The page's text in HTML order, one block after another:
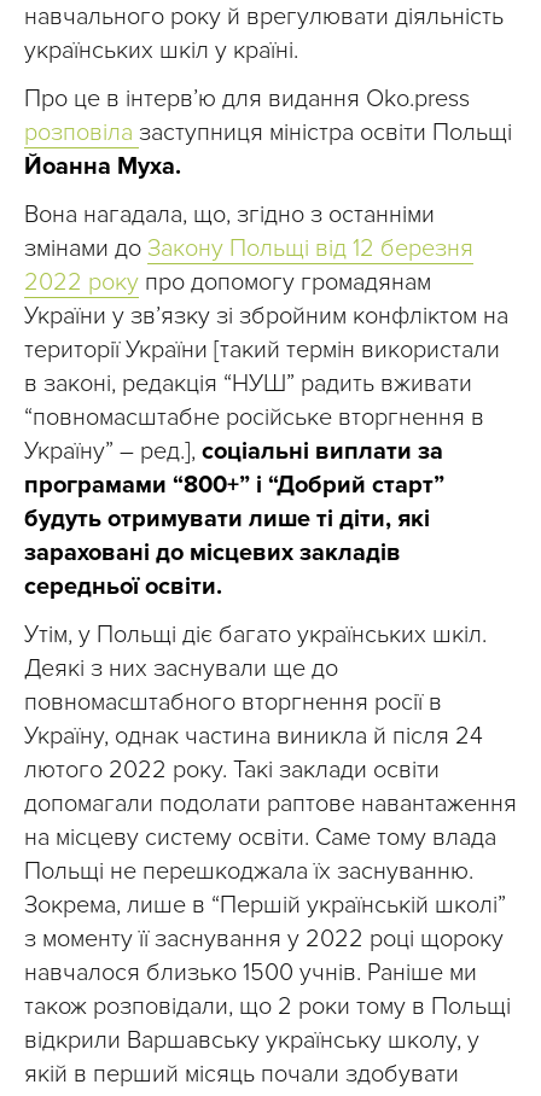
навчального року й врегулювати діяльність
українських шкіл у країні.
Про це в інтерв’ю для видання Oko.press
розповіла заступниця міністра освіти Польщі
Йоанна Муха.
Вона нагадала, що, згідно з останніми
змінами до Закону Польщі від 12 березня
2022 року про допомогу громадянам
України у зв’язку зі збройним конфліктом на
території України [такий термін використали
в законі, редакція “НУШ” радить вживати
“повномасштабне російське вторгнення в
Україну” – ред.], соціальні виплати за
програмами “800+” і “Добрий старт”
будуть отримувати лише ті діти, які
зараховані до місцевих закладів
середньої освіти.
Утім, у Польщі діє багато українських шкіл.
Деякі з них заснували ще до
повномасштабного вторгнення росії в
Україну, однак частина виникла й після 24
лютого 2022 року. Такі заклади освіти
допомагали подолати раптове навантаження
на місцеву систему освіти. Саме тому влада
Польщі не перешкоджала їх заснуванню.
Зокрема, лише в “Першій українській школі”
з моменту її заснування у 2022 році щороку
навчалося близько 1500 учнів. Раніше ми
також розповідали, що 2 роки тому в Польщі
відкрили Варшавську українську школу, у
якій в перший місяць почали здобувати